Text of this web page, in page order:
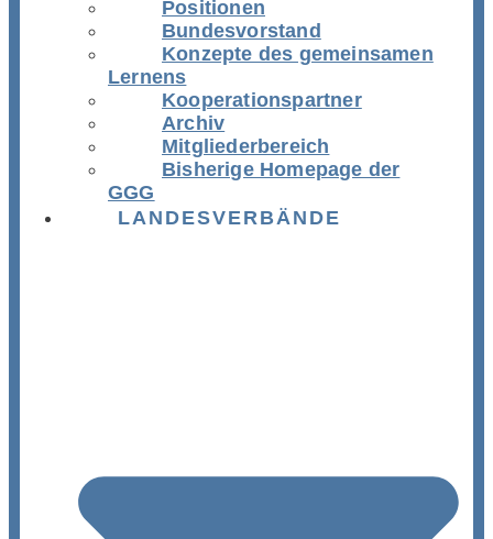
Positionen
Bundesvorstand
Konzepte des gemeinsamen
Lernens
Kooperationspartner
Archiv
Mitgliederbereich
Bisherige Homepage der
GGG
LANDESVERBÄNDE